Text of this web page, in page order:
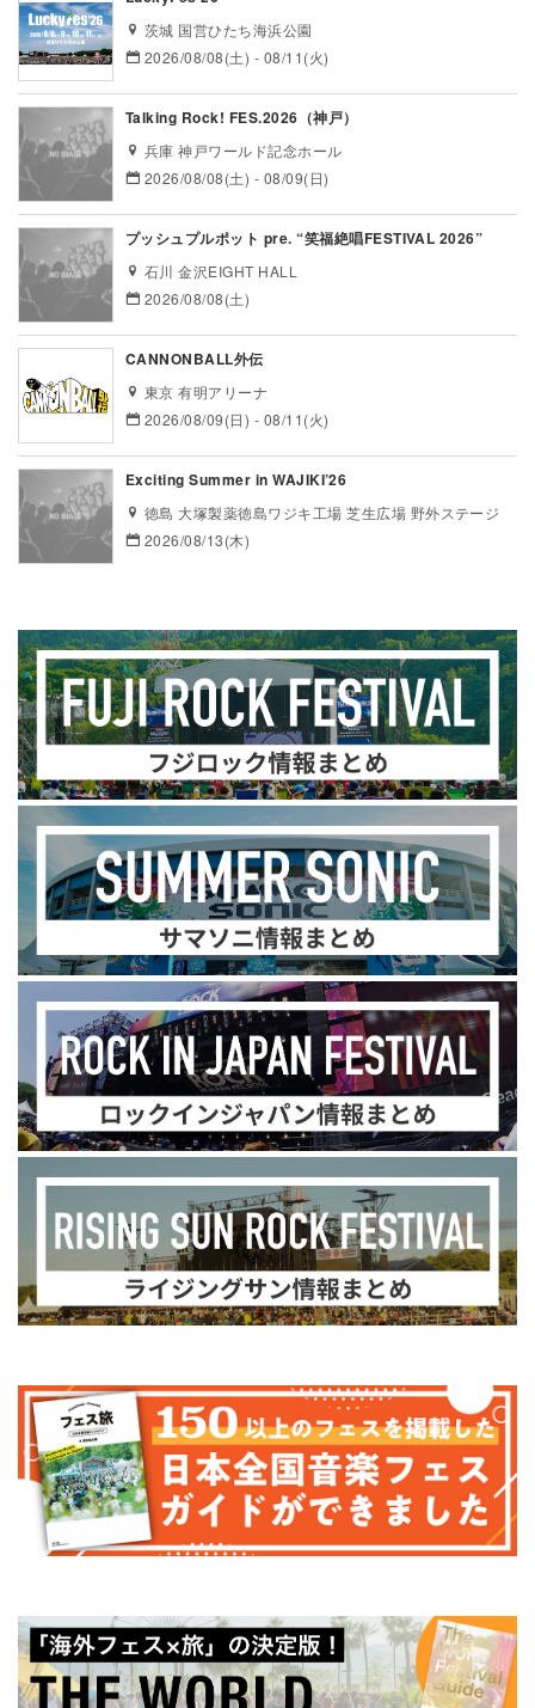
茨城 国営ひたち海浜公園
2026/08/08(土) - 08/11(火)
Talking Rock! FES.2026（神戸）
兵庫 神戸ワールド記念ホール
2026/08/08(土) - 08/09(日)
プッシュプルポット pre. “笑福絶唱FESTIVAL 2026”
石川 金沢EIGHT HALL
2026/08/08(土)
CANNONBALL外伝
東京 有明アリーナ
2026/08/09(日) - 08/11(火)
Exciting Summer in WAJIKI’26
徳島 大塚製薬徳島ワジキ工場 芝生広場 野外ステージ
2026/08/13(木)